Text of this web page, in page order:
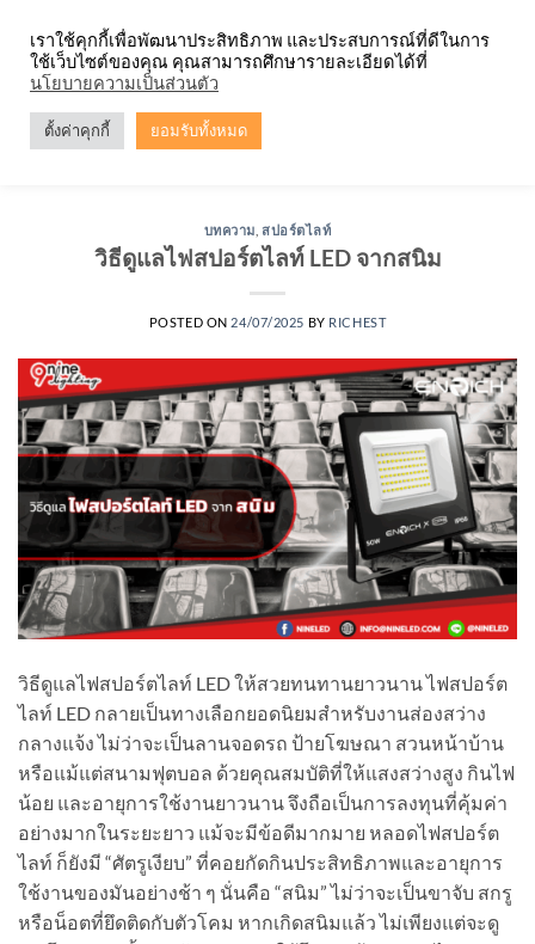
content
บทความ สปอร์ตไลท์
วิธีดูแลไฟสปอร์ตไลท์ LED จากสนิม
POSTED ON 24/07/2025 BY RICHEST
วิธีดูแลไฟสปอร์ตไลท์ LED ให้สวยทนทานยาวนาน ไฟสปอร์ต
ไลท์ LED กลายเป็นทางเลือกยอดนิยมสำหรับงานส่องสว่าง
กลางแจ้ง ไม่ว่าจะเป็นลานจอดรถ ป้ายโฆษณา สวนหน้าบ้าน
หรือแม้แต่สนามฟุตบอล ด้วยคุณสมบัติที่ให้แสงสว่างสูง กินไฟ
น้อย และอายุการใช้งานยาวนาน จึงถือเป็นการลงทุนที่คุ้มค่า
อย่างมากในระยะยาว แม้จะมีข้อดีมากมาย หลอดไฟสปอร์ต
ไลท์ ก็ยังมี “ศัตรูเงียบ” ที่คอยกัดกินประสิทธิภาพและอายุการ
ใช้งานของมันอย่างช้า ๆ นั่นคือ “สนิม” ไม่ว่าจะเป็นขาจับ สกรู
หรือน็อตที่ยึดติดกับตัวโคม หากเกิดสนิมแล้ว ไม่เพียงแต่จะดู
เราใช้คุกกี้เพื่อพัฒนาประสิทธิภาพ และประสบการณ์ที่ดีในการ
ใช้เว็บไซต์ของคุณ คุณสามารถศึกษารายละเอียดได้ที่
นโยบายความเป็นส่วนตัว
ตั้งค่าคุกกี้ ยอมรับทั้งหมด